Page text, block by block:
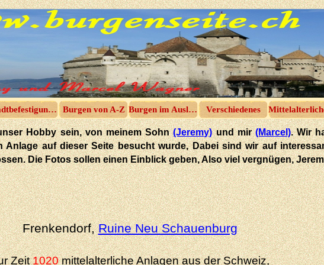
Burgen von A-Z Burgen im Ausland Verschiedenes Mittelalterliches
Hobby sein, von meinem Sohn(Jeremy)und mir(Marcel). Wir
Anlage auf dieser Seite besucht wurde, Dabei sind wir auf
Die Fotos sollen einen Einblick geben, Also viel vergnügen,
Frenkendorf,Ruine Neu Schauenburg
Zeit1020mittelalterliche Anlagen aus der Schweiz,